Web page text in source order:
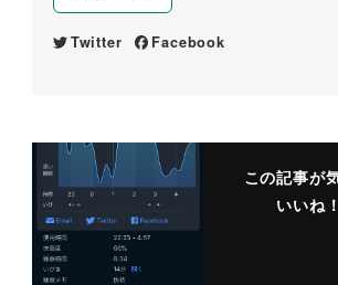
Twitter Facebook
この記事が
いいね